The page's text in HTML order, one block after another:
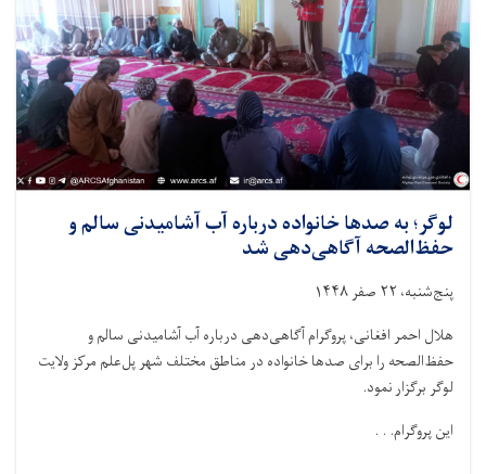
لوگر؛ به صدها خانواده درباره آب آشامیدنی سالم و
حفظ‌الصحه آگاهی‌دهی شد
پنج‌شنبه، ۲۲ صفر ۱۴۴۸
هلال احمر افغانی، پروگرام آگاهی‌دهی درباره آب آشامیدنی سالم و
حفظ‌الصحه را برای صدها خانواده در مناطق مختلف شهر پل‌علم مرکز ولایت
لوگر برگزار نمود.
این پروگرام. . .